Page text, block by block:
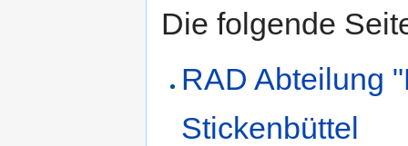
Die folgende
RAD Abteilung
Stickenbüttel